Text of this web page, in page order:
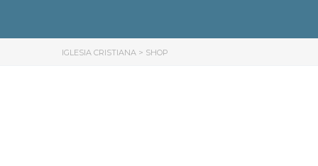
IGLESIA CRISTIANA > SHOP